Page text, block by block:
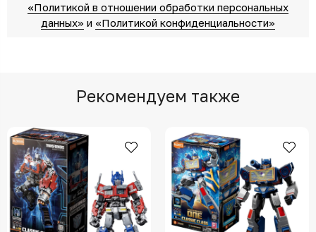
«Политикой в отношении обработки персональных
данных»‎ ‎ и «Политикой конфиденциальности»
Рекомендуем также